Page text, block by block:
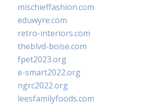
mischieffashion.com
eduwyre.com
retro-interiors.com
theblvd-boise.com
fpet2023.org
e-smart2022.org
ngrc2022.org
leesfamilyfoods.com